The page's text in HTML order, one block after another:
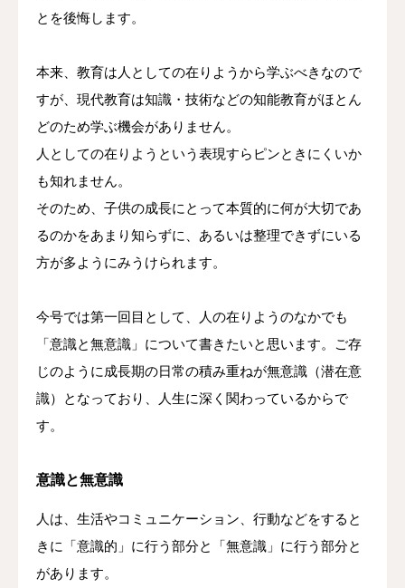
とを後悔します。
本来、教育は人としての在りようから学ぶべきなので
すが、現代教育は知識・技術などの知能教育がほとん
どのため学ぶ機会がありません。
人としての在りようという表現すらピンときにくいか
も知れません。
そのため、子供の成長にとって本質的に何が大切であ
るのかをあまり知らずに、あるいは整理できずにいる
方が多ようにみうけられます。
今号では第一回目として、人の在りようのなかでも
「意識と無意識」について書きたいと思います。ご存
じのように成長期の日常の積み重ねが無意識（潜在意
識）となっており、人生に深く関わっているからで
す。
意識と無意識
人は、生活やコミュニケーション、行動などをすると
きに「意識的」に行う部分と「無意識」に行う部分と
があります。